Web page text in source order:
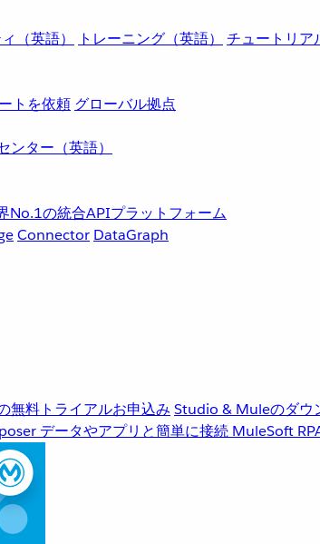
（英語） トレーニング（英語） チュートリア
トを依頼 グローバル拠点
ンター（英語）
No.1の統合APIプラットフォーム
Connector DataGraph
料トライアルお申込み Studio & Muleのダウ
データやアプリと簡単に接続 MuleSoft